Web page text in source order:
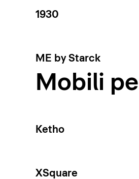
1930
ME by Starck
Mobili
Ketho
XSquare